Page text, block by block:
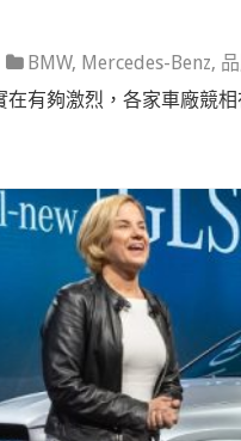
BMW, Mercedes-Benz,
在有夠激烈，各家車廠競